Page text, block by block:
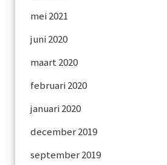
mei 2021
juni 2020
maart 2020
februari 2020
januari 2020
december 2019
september 2019